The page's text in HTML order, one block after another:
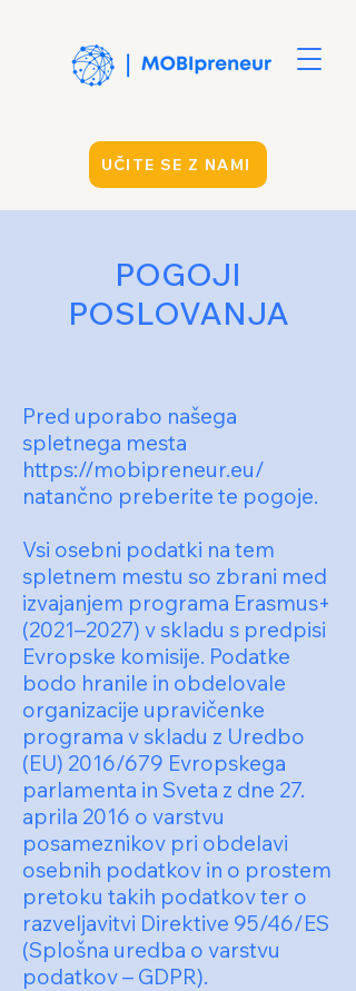
UČITE SE Z NAMI
POGOJI
POSLOVANJA
Pred uporabo našega
spletnega mesta
https://mobipreneur.eu/
natančno preberite te pogoje.
Vsi osebni podatki na tem
spletnem mestu so zbrani med
izvajanjem programa Erasmus+
(2021–2027) v skladu s predpisi
Evropske komisije. Podatke
bodo hranile in obdelovale
organizacije upravičenke
programa v skladu z Uredbo
(EU) 2016/679 Evropskega
parlamenta in Sveta z dne 27.
aprila 2016 o varstvu
posameznikov pri obdelavi
osebnih podatkov in o prostem
pretoku takih podatkov ter o
razveljavitvi Direktive 95/46/ES
(Splošna uredba o varstvu
podatkov – GDPR).